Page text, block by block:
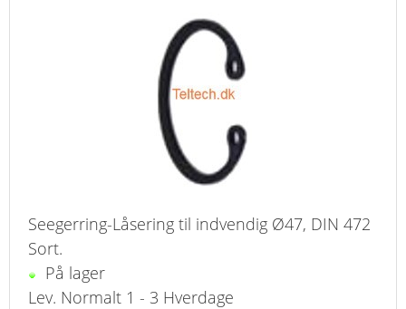
Seegerring-Låsering til indvendig Ø47, DIN 472
Sort.
På lager
Lev. Normalt 1 - 3 Hverdage